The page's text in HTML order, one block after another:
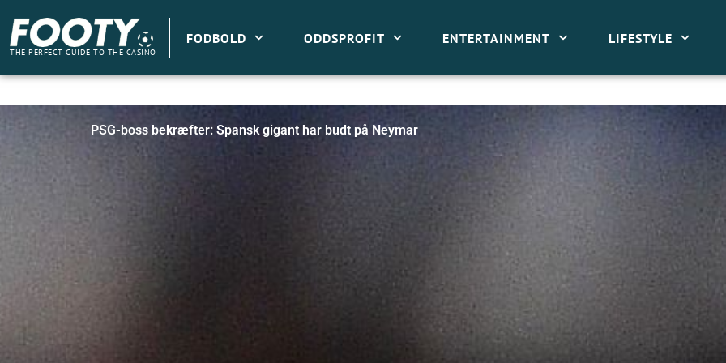
indholdet
THE PERFECT GUIDE TO THE CASINO
FODBOLD ODDSPROFIT ENTERTAINMENT LIFESTYLE
PSG-boss bekræfter: Spansk gigant har budt på Neymar